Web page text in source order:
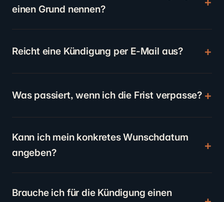
einen Grund nennen?
Reicht eine Kündigung per E-Mail aus?
Was passiert, wenn ich die Frist verpasse?
Kann ich mein konkretes Wunschdatum
angeben?
Brauche ich für die Kündigung einen